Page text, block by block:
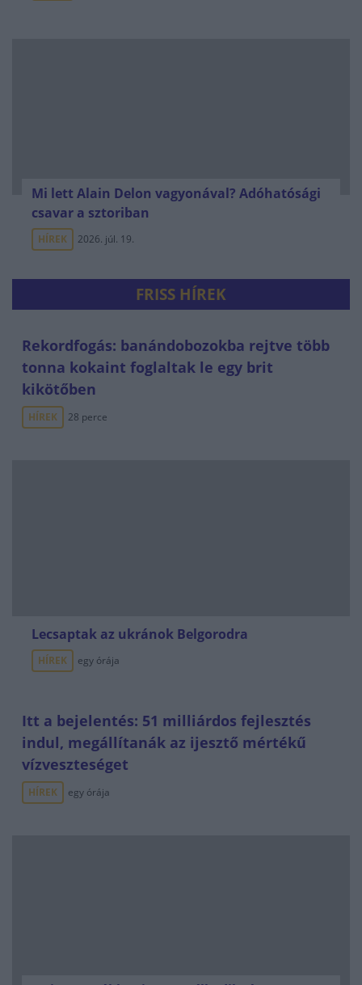
Mi lett Alain Delon vagyonával? Adóhatósági
csavar a sztoriban
HÍREK 2026. júl. 19.
FRISS HÍREK
Rekordfogás: banándobozokba rejtve több
tonna kokaint foglaltak le egy brit
kikötőben
HÍREK 28 perce
Lecsaptak az ukránok Belgorodra
HÍREK egy órája
Itt a bejelentés: 51 milliárdos fejlesztés
indul, megállítanák az ijesztő mértékű
vízveszteséget
HÍREK egy órája